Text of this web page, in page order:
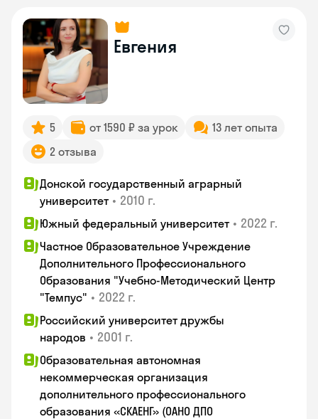
Евгения
5 от 1590 ₽ за урок
13 лет опыта
2 отзыва
Донской государственный аграрный
университет • 2010 г.
Южный федеральный университет • 2022 г.
Частное Образовательное Учреждение
Дополнительного Профессионального
Образования "Учебно-Методический Центр
"Темпус" • 2022 г.
Российский университет дружбы
народов • 2001 г.
Образовательная автономная
некоммерческая организация
дополнительного профессионального
образования «СКАЕНГ» (ОАНО ДПО